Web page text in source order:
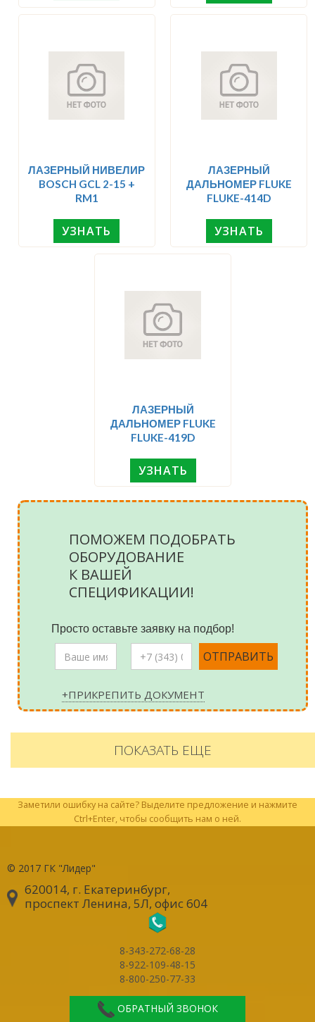
ЛАЗЕРНЫЙ НИВЕЛИР
BOSCH GCL 2-15 +
RM1
УЗНАТЬ
ЛАЗЕРНЫЙ
ДАЛЬНОМЕР FLUKE
FLUKE-414D
УЗНАТЬ
ЛАЗЕРНЫЙ
ДАЛЬНОМЕР FLUKE
FLUKE-419D
УЗНАТЬ
ПОМОЖЕМ ПОДОБРАТЬ
ОБОРУДОВАНИЕ
К ВАШЕЙ
СПЕЦИФИКАЦИИ!
Просто оставьте заявку на подбор!
+ПРИКРЕПИТЬ ДОКУМЕНТ
ПОКАЗАТЬ ЕЩЕ
Заметили ошибку на сайте? Выделите предложение и нажмите
Ctrl+Enter, чтобы сообщить нам о ней.
© 2017 ГК "Лидер"
620014, г. Екатеринбург,
проспект Ленина, 5Л, офис 604
8-343-272-68-28
8-922-109-48-15
8-800-250-77-33
ОБРАТНЫЙ ЗВОНОК